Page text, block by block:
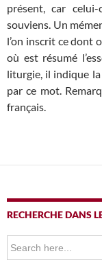
présent, car
souviens. Un
l’on inscrit ce dont
où est résumé
liturgie, il indique
par ce mot.
français.
RECHERCHE DANS
Search
for: